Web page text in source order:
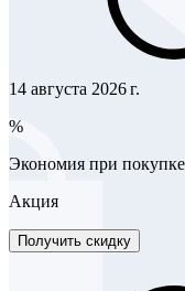
14 августа 2026 г.
%
Экономия при
Акция
Получить скидку